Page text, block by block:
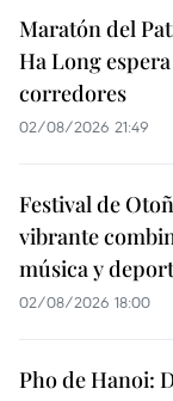
Maratón del
Ha Long
corredores
02/08/2026 21:49
Festival de
vibrante
música y
02/08/2026 18:00
Pho de Hanoi: